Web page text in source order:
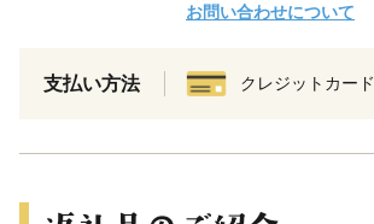
お問い合わせについて
支払い方法 クレジットカード